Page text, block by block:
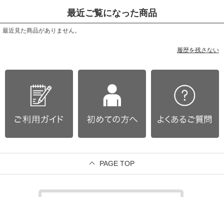
最近ご覧になった商品
最近見た商品がありません。
履歴を残さない
PAGE TOP